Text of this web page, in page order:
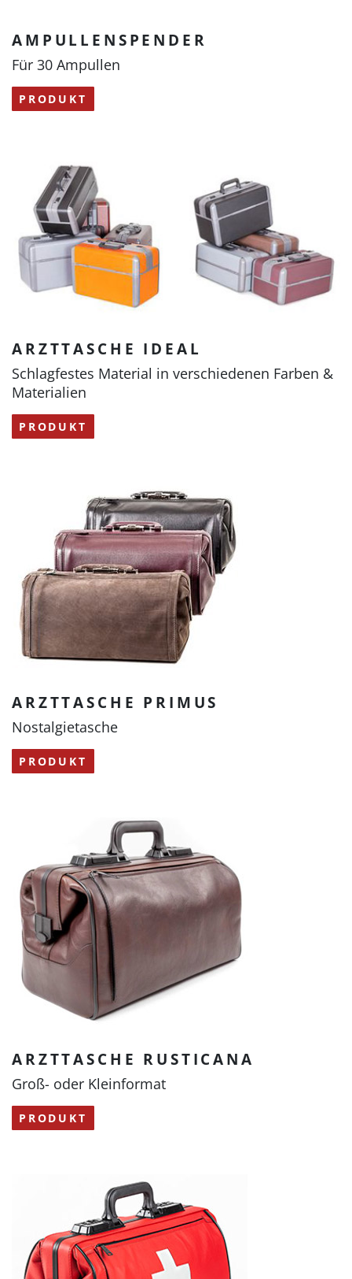
AMPULLENSPENDER
Für 30 Ampullen
PRODUKT
ARZTTASCHE IDEAL
Schlagfestes Material in verschiedenen Farben &
Materialien
PRODUKT
ARZTTASCHE PRIMUS
Nostalgietasche
PRODUKT
ARZTTASCHE RUSTICANA
Groß- oder Kleinformat
PRODUKT